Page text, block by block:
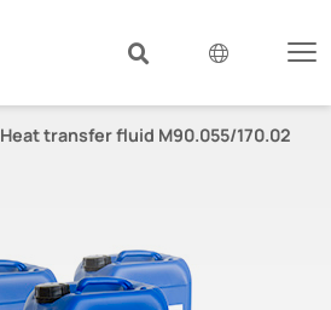
Heat transfer fluid M90.055/170.02